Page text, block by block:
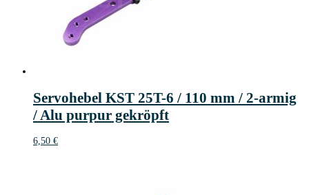
Servohebel KST 25T-6 / 110 mm / 2-armig
/ Alu purpur gekröpft
6,50 €